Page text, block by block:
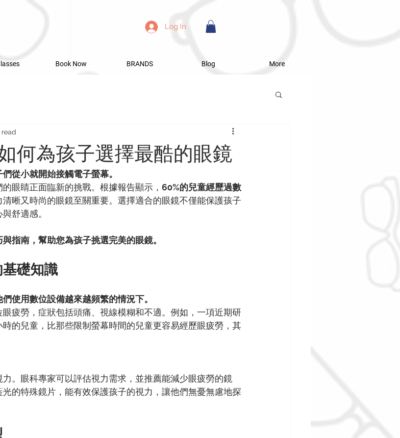
Log In
Book Now BRANDS Blog More
何為孩子選擇最酷的眼鏡
從小就開始接觸電子螢幕。
眼睛正面臨新的挑戰。根據報告顯示， 60%的兒童經歷過數
清晰又時尚的眼鏡至關重要。選擇適合的眼鏡不僅能保護孩子
舒適感。
指南，幫助您為孩子挑選完美的眼鏡。
礎知識
使用數位設備越來越頻繁的情況下。
疲勞，症狀包括頭痛、視線模糊和不適。例如，一項近期研
的兒童，比那些限制螢幕時間的兒童更容易經歷眼疲勞，其
。眼科專家可以評估視力需求，並推薦能減少眼疲勞的鏡
的特殊鏡片，能有效保護孩子的視力，讓他們無憂無慮地探